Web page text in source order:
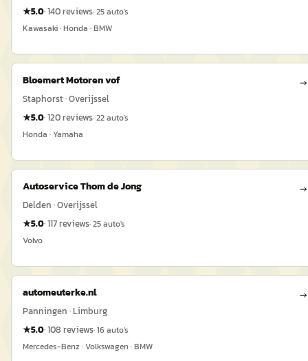
★5.0·140reviews·25auto's
Kawasaki · Honda · BMW
Bloemert Motoren vof →
Staphorst · Overijssel
★5.0·120reviews·22auto's
Honda · Yamaha
Autoservice Thom de Jong →
Delden · Overijssel
★5.0·117reviews·25auto's
Volvo
automeuterke.nl →
Panningen · Limburg
★5.0·108 reviews·16auto's
Mercedes-Benz · Volkswagen · BMW